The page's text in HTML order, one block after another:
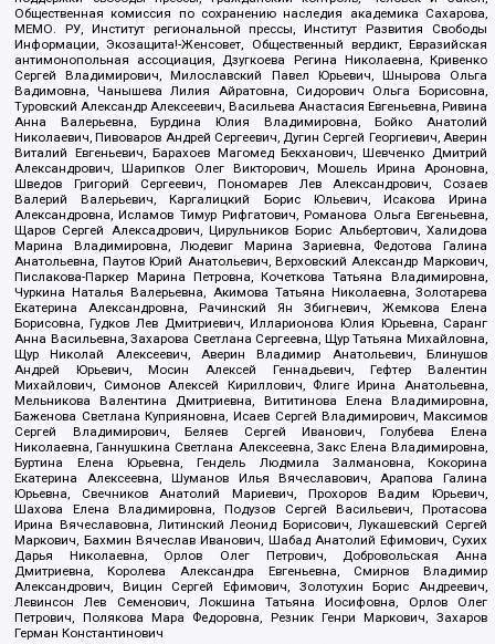
Общественная комиссия по сохранению наследия академика Сахарова,
МЕМО. РУ, Институт региональной прессы, Институт Развития Свободы
Информации, Экозащита!-Женсовет, Общественный вердикт, Евразийская
антимонопольная ассоциация, Дзугкоева Регина Николаевна, Кривенко
Сергей Владимирович, Милославский Павел Юрьевич, Шнырова Ольга
Вадимовна, Чанышева Лилия Айратовна, Сидорович Ольга Борисовна,
Туровский Александр Алексеевич, Васильева Анастасия Евгеньевна, Ривина
Анна Валерьевна, Бурдина Юлия Владимировна, Бойко Анатолий
Николаевич, Пивоваров Андрей Сергеевич, Дугин Сергей Георгиевич, Аверин
Виталий Евгеньевич, Барахоев Магомед Бекханович, Шевченко Дмитрий
Александрович, Шарипков Олег Викторович, Мошель Ирина Ароновна,
Шведов Григорий Сергеевич, Пономарев Лев Александрович, Созаев
Валерий Валерьевич, Каргалицкий Борис Юльевич, Исакова Ирина
Александровна, Исламов Тимур Рифгатович, Романова Ольга Евгеньевна,
Щаров Сергей Алексадрович, Цирульников Борис Альбертович, Халидова
Марина Владимировна, Людевиг Марина Зариевна, Федотова Галина
Анатольевна, Паутов Юрий Анатольевич, Верховский Александр Маркович,
Пислакова-Паркер Марина Петровна, Кочеткова Татьяна Владимировна,
Чуркина Наталья Валерьевна, Акимова Татьяна Николаевна, Золотарева
Екатерина Александровна, Рачинский Ян Збигневич, Жемкова Елена
Борисовна, Гудков Лев Дмитриевич, Илларионова Юлия Юрьевна, Саранг
Анна Васильевна, Захарова Светлана Сергеевна, Щур Татьяна Михайловна,
Щур Николай Алексеевич, Аверин Владимир Анатольевич, Блинушов
Андрей Юрьевич, Мосин Алексей Геннадьевич, Гефтер Валентин
Михайлович, Симонов Алексей Кириллович, Флиге Ирина Анатольевна,
Мельникова Валентина Дмитриевна, Вититинова Елена Владимировна,
Баженова Светлана Куприяновна, Исаев Сергей Владимирович, Максимов
Сергей Владимирович, Беляев Сергей Иванович, Голубева Елена
Николаевна, Ганнушкина Светлана Алексеевна, Закс Елена Владимировна,
Буртина Елена Юрьевна, Гендель Людмила Залмановна, Кокорина
Екатерина Алексеевна, Шуманов Илья Вячеславович, Арапова Галина
Юрьевна, Свечников Анатолий Мариевич, Прохоров Вадим Юрьевич,
Шахова Елена Владимировна, Подузов Сергей Васильевич, Протасова
Ирина Вячеславовна, Литинский Леонид Борисович, Лукашевский Сергей
Маркович, Бахмин Вячеслав Иванович, Шабад Анатолий Ефимович, Сухих
Дарья Николаевна, Орлов Олег Петрович, Добровольская Анна
Дмитриевна, Королева Александра Евгеньевна, Смирнов Владимир
Александрович, Вицин Сергей Ефимович, Золотухин Борис Андреевич,
Левинсон Лев Семенович, Локшина Татьяна Иосифовна, Орлов Олег
Петрович, Полякова Мара Федоровна, Резник Генри Маркович, Захаров
Герман Константинович